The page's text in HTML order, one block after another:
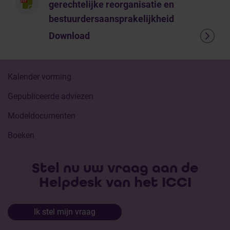
gerechtelijke reorganisatie en
bestuurdersaansprakelijkheid
Download
Kalender vorming
Gepubliceerde adviezen
Modeldocumenten
Boeken
Stel nu uw vraag aan de
Helpdesk van het ICCI
Ik stel mijn vraag